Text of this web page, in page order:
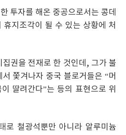
투자를 해온 중공으로서는 콩데
지조각이 될 수 있는 상황에 처
권을 전재로 한 것인데, 그가 불
쫓겨나자 중국 블로거들은 “머
딸려간다”는 등의 표현으로 위
로 철광석뿐만 아니라 알루미늄